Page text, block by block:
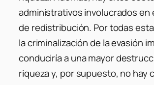
administrativos involucrados en
de redistribución. Por todas
la criminalización de la evasión
conduciría a una mayor
riqueza y, por supuesto, no hay